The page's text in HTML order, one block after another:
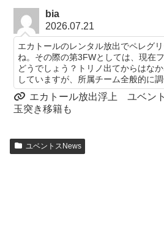
bia
2026.07.21
エカトールのレンタル放出でペレグ
ね。その際の第3FWとしては、現在
どうでしょう？トリノ出てからはな
していますが、所属チーム全般的に調
エカトール放出浮上 ユベン
玉突き移籍も
ユベントスNews